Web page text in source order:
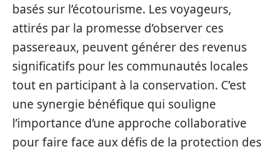
basés sur l’écotourisme. Les voyageurs,
attirés par la promesse d’observer ces
passereaux, peuvent générer des revenus
significatifs pour les communautés locales
tout en participant à la conservation. C’est
une synergie bénéfique qui souligne
l’importance d’une approche collaborative
pour faire face aux défis de la protection des